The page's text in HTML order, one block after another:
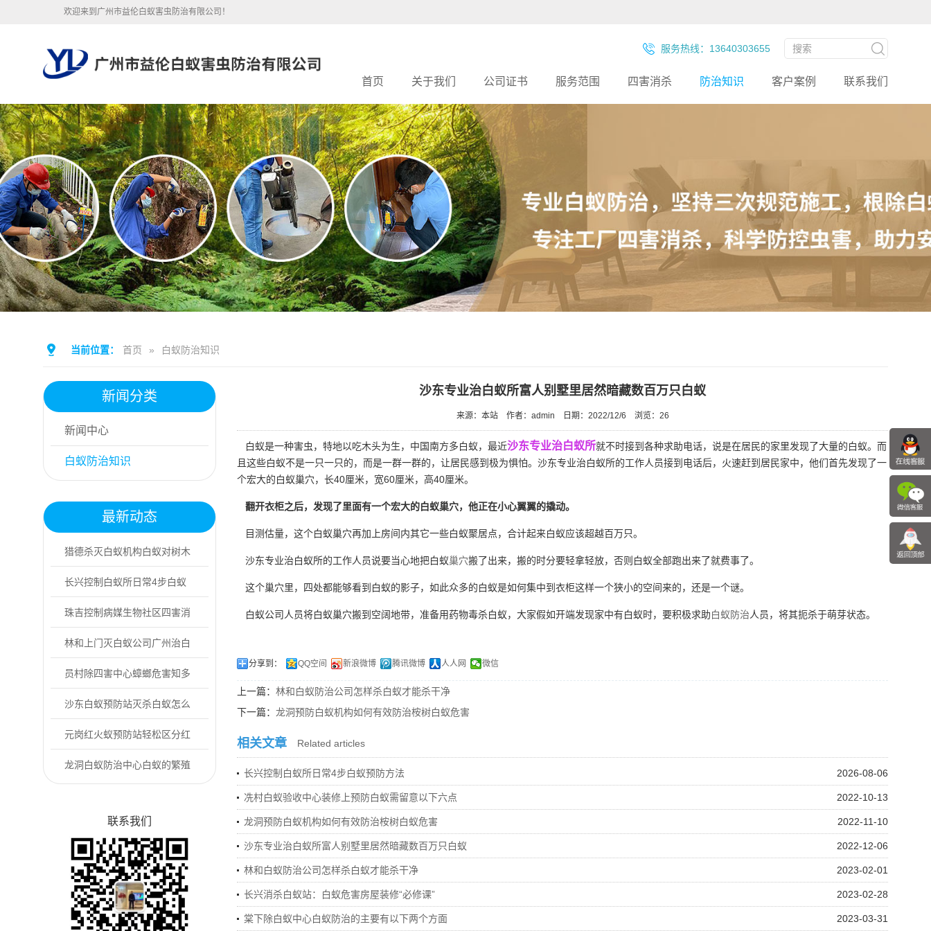
欢迎来到广州市益伦白蚁害虫防治有限公司！
服务热线：13640303655
首页 关于我们 公司证书 服务范围 四害消杀 防治知识 客户案例 联系我们
当前位置： 首页 » 白蚁防治知识
新闻分类
新闻中心
白蚁防治知识
最新动态
猎德杀灭白蚁机构白蚁对树木
的核心危害
长兴控制白蚁所日常4步白蚁
预防方法
珠吉控制病媒生物社区四害消
杀是指什么
林和上门灭白蚁公司广州治白
蚁公司怎么选？
员村除四害中心蟑螂危害知多
少？这些风险别...
沙东白蚁预防站灭杀白蚁怎么
越灭越多了
元岗红火蚁预防站轻松区分红
火蚁与普通蚂蚁
龙洞白蚁防治中心白蚁的繁殖
联系我们
沙东专业治白蚁所富人别墅里居然暗藏数百万只白蚁
来源：本站 作者：admin 日期：2022/12/6 浏览： 26
白蚁是一种害虫，特地以吃木头为生，中国南方多白蚁，最近沙东专业治白蚁所就不时接到各种求助电话，说是在居民的家里发现了大量的白蚁。而
且这些白蚁不是一只一只的，而是一群一群的，让居民感到极为惧怕。沙东专业治白蚁所的工作人员接到电话后，火速赶到居民家中，他们首先发现了一
个宏大的白蚁巢穴，长40厘米，宽60厘米，高40厘米。
翻开衣柜之后，发现了里面有一个宏大的白蚁巢穴，他正在小心翼翼的撬动。
目测估量，这个白蚁巢穴再加上房间内其它一些白蚁聚居点，合计起来白蚁应该超越百万只。
沙东专业治白蚁所的工作人员说要当心地把白蚁巢穴搬了出来，搬的时分要轻拿轻放，否则白蚁全部跑出来了就费事了。
这个巢穴里，四处都能够看到白蚁的影子，如此众多的白蚁是如何集中到衣柜这样一个狭小的空间来的，还是一个谜。
白蚁公司人员将白蚁巢穴搬到空阔地带，准备用药物毒杀白蚁，大家假如开端发现家中有白蚁时，要积极求助白蚁防治人员，将其扼杀于萌芽状态。
分享到： QQ空间 新浪微博 腾讯微博 人人网 微信
上一篇： 林和白蚁防治公司怎样杀白蚁才能杀干净
下一篇： 龙洞预防白蚁机构如何有效防治桉树白蚁危害
相关文章 Related articles
2026-08-06
长兴控制白蚁所日常4步白蚁预防方法
2022-10-13
冼村白蚁验收中心装修上预防白蚁需留意以下六点
2022-11-10
龙洞预防白蚁机构如何有效防治桉树白蚁危害
2022-12-06
沙东专业治白蚁所富人别墅里居然暗藏数百万只白蚁
2023-02-01
林和白蚁防治公司怎样杀白蚁才能杀干净
2023-02-28
长兴消杀白蚁站：白蚁危害房屋装修“必修课”
2023-03-31
棠下除白蚁中心白蚁防治的主要有以下两个方面